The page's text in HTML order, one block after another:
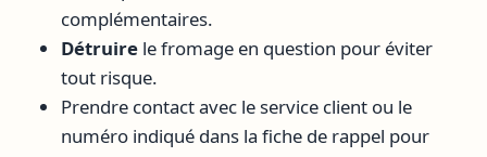
complémentaires.
Détruire le fromage en question pour éviter
tout risque.
Prendre contact avec le service client ou le
numéro indiqué dans la fiche de rappel pour